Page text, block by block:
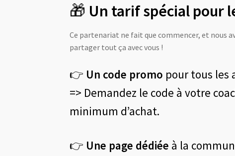
🎁 Un tarif spécial pour
Ce partenariat ne fait que commencer, et nous
partager tout ça avec vous !
👉 Un code promo pour tous les
=> Demandez le code à votre
minimum d’achat.
👉 Une page dédiée à la